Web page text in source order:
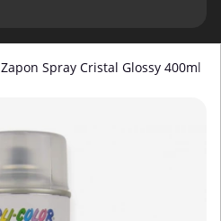
Zapon Spray Cristal Glossy 400ml